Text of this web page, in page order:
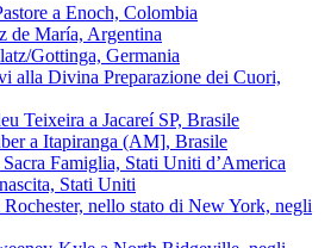
a Enoch, Colombia
de María, Argentina
Gottinga, Germania
alla Divina Preparazione dei Cuori,
Teixeira a Jacareí SP, Brasile
a Itapiranga (AM], Brasile
Famiglia, Stati Uniti d’America
Stati Uniti
nello stato di New York, negli